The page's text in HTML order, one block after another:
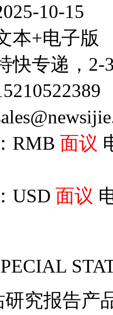
10-15
本+电子版
快专递，2-
RMB 面议
USD 面议
研究报告产